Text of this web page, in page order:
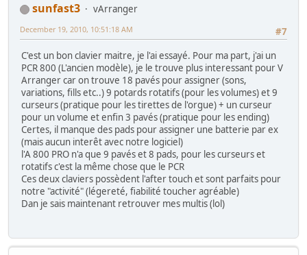
sunfast3
vArranger
#7
December 19, 2010, 10:51:18 AM
C'est un bon clavier maitre, je l'ai essayé. Pour ma part, j'ai un
PCR 800 (L'ancien modèle), je le trouve plus interessant pour V
Arranger car on trouve 18 pavés pour assigner (sons,
variations, fills etc..) 9 potards rotatifs (pour les volumes) et 9
curseurs (pratique pour les tirettes de l'orgue) + un curseur
pour un volume et enfin 3 pavés (pratique pour les ending)
Certes, il manque des pads pour assigner une batterie par ex
(mais aucun interêt avec notre logiciel)
l'A 800 PRO n'a que 9 pavés et 8 pads, pour les curseurs et
rotatifs c'est la même chose que le PCR
Ces deux claviers possèdent l'after touch et sont parfaits pour
notre "activité" (légereté, fiabilité toucher agréable)
Dan je sais maintenant retrouver mes multis (lol)